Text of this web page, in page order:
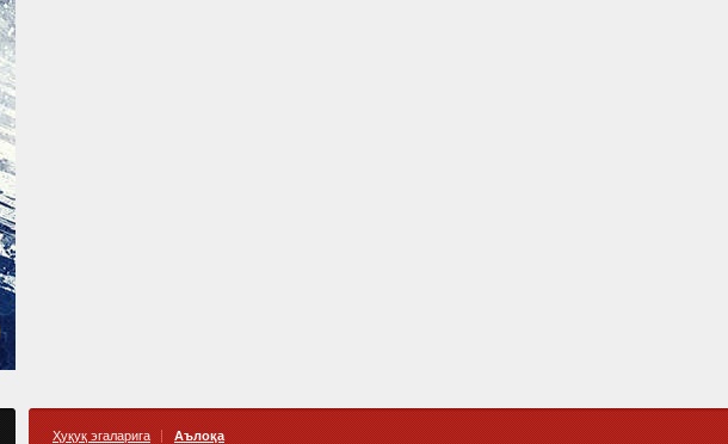
Ҳуқуқ эгаларига Аълоқа